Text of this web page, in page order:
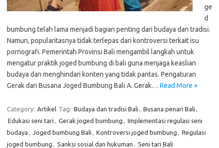
ge
d
bumbung telah lama menjadi bagian penting dari budaya dan tradisi.
Namun, popularitasnya tidak terlepas dari kontroversi terkait isu
pornografi. Pemerintah Provinsi Bali mengambil langkah untuk
mengatur praktik joged bumbung di bali guna menjaga keaslian
budaya dan menghindari konten yang tidak pantas. Pengaturan
Gerak dan Busana Joged Bumbung Bali A. Gerak… Read More »
Category: Artikel Tag: Budaya dan tradisi Bali , Busana penari Bali ,
Edukasi seni tari , Gerak joged bumbung , Implementasi regulasi seni
budaya , Joged bumbung Bali , Kontroversi joged bumbung , Regulasi
joged bumbung , Sanksi sosial dan hukuman , Seni tari Bali